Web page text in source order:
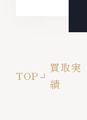
TOP
買取実
績